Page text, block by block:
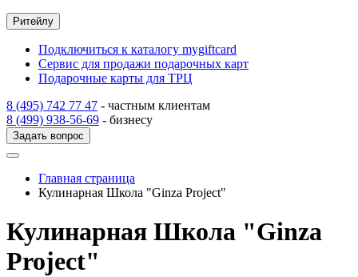
Ритейлу
Подключиться к каталогу mygiftcard
Сервис для продажи подарочных карт
Подарочные карты для ТРЦ
8 (495) 742 77 47 - частным клиентам
8 (499) 938-56-69 - бизнесу
Задать вопрос
Главная страница
Кулинарная Школа "Ginza Project"
Кулинарная Школа "Ginza
Project"